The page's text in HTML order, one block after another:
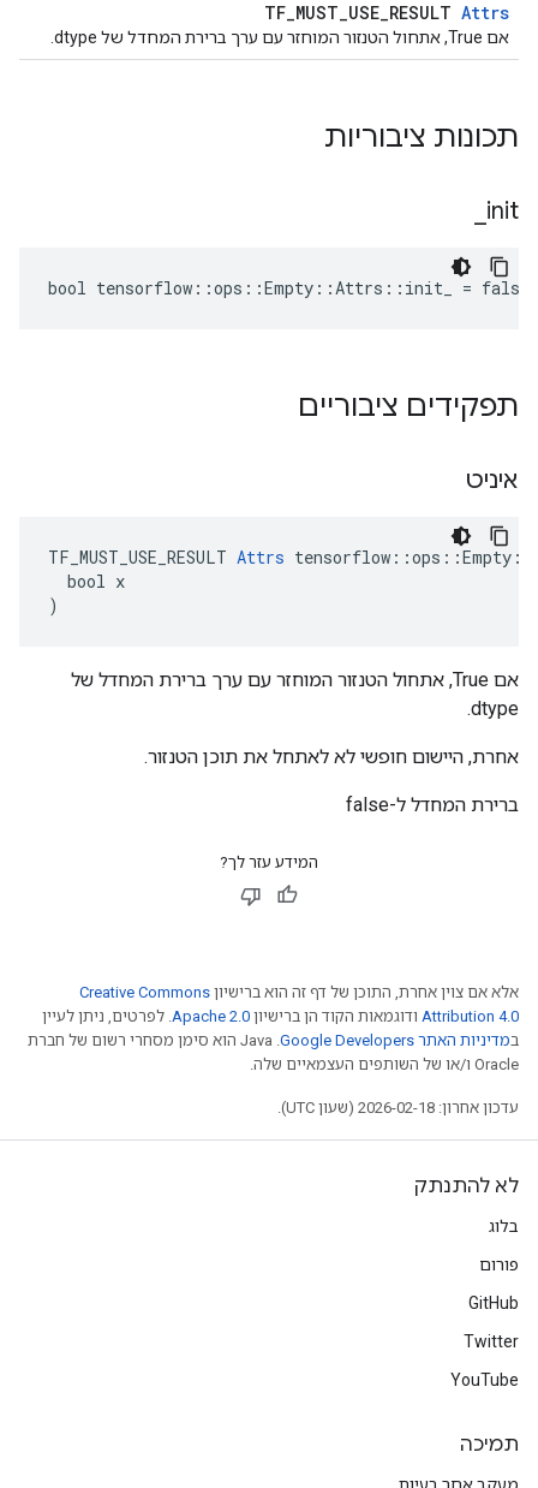
TF_MUST_USE_RESULT Attrs
אם True, אתחול הטנזור המוחזר עם ערך ברירת המחדל של dtype.
תכונות ציבוריות
init
bool tensorflow::ops::Empty::Attrs::init_ = false
תפקידים ציבוריים
איניט
TF_MUST_USE_RESULT Attrs
  bool x
)
אם True, אתחול הטנזור המוחזר עם ערך ברירת המחדל של
dtype.
אחרת, היישום חופשי לא לאתחל את תוכן הטנזור.
ברירת המחדל ל-false
המידע עזר לך?
אלא אם צוין אחרת, התוכן של דף זה הוא ברישיון Creative Commons
Attribution 4.0 ודוגמאות הקוד הן ברישיון Apache 2.0. לפרטים, ניתן לעיין
במדיניות האתר Google Developers‏
.‏ Java הוא סימן מסחרי רשום של חברת
Oracle ו/או של השותפים העצמאיים שלה.
עדכון אחרון: 2026-02-18 (שעון UTC).
לא להתנתק
בלוג
פורום
GitHub
Twitter
YouTube
תמיכה